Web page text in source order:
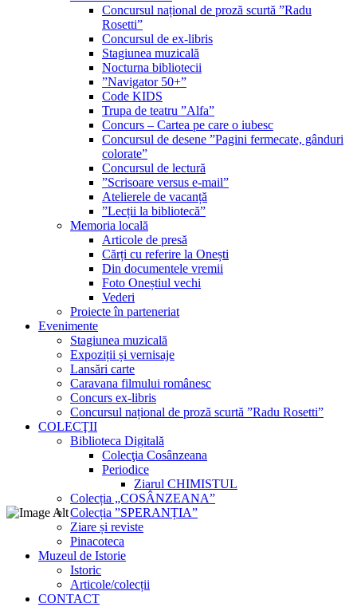
Concursul național de proză scurtă ”Radu
Rosetti”
Concursul de ex-libris
Stagiunea muzicală
Nocturna bibliotecii
”Navigator 50+”
Code KIDS
Trupa de teatru ”Alfa”
Concurs – Cartea pe care o iubesc
Concursul de desene ”Pagini fermecate, gânduri
colorate”
Concursul de lectură
”Scrisoare versus e-mail”
Atelierele de vacanță
”Lecții la bibliotecă”
Memoria locală
Articole de presă
Cărți cu referire la Onești
Din documentele vremii
Foto Oneștiul vechi
Vederi
Proiecte în parteneriat
Evenimente
Stagiunea muzicală
Expoziții și vernisaje
Lansări carte
Caravana filmului românesc
Concurs ex-libris
Concursul național de proză scurtă ”Radu Rosetti”
COLECŢII
Biblioteca Digitală
Colecţia Cosânzeana
Periodice
Ziarul CHIMISTUL
Colecția „COSÂNZEANA”
Colecția ”SPERANȚIA”
Ziare și reviste
Pinacoteca
Muzeul de Istorie
Istoric
Articole/colecții
CONTACT